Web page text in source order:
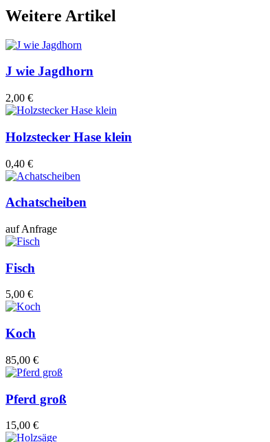
Weitere Artikel
J wie Jagdhorn
2,00 €
Holzstecker Hase klein
0,40 €
Achatscheiben
auf Anfrage
Fisch
5,00 €
Koch
85,00 €
Pferd groß
15,00 €